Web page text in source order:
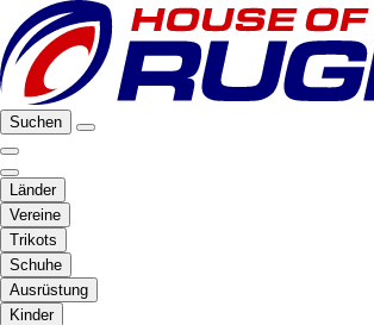
Suchen
Länder
Vereine
Trikots
Schuhe
Ausrüstung
Kinder